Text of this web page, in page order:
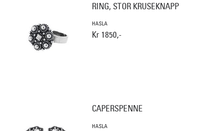
RING, STOR KRUSEKNAPP
HASLA
Kr 1850,-
CAPERSPENNE
HASLA